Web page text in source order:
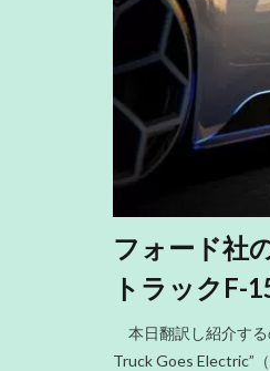
フォード社
トラックF-
本日翻訳し紹介する
Truck Goes Electric”